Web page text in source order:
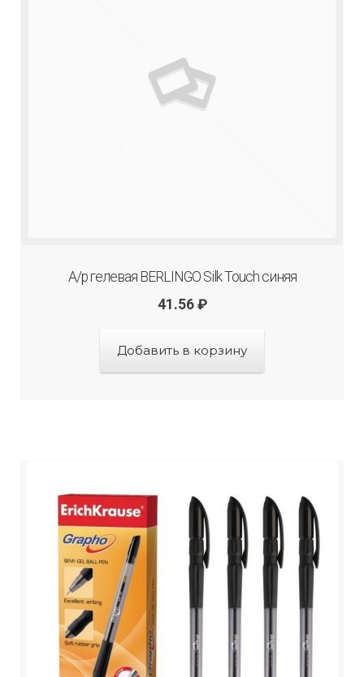
А/р гелевая BERLINGO Silk Touch синяя
41.56 ₽
Добавить в корзину